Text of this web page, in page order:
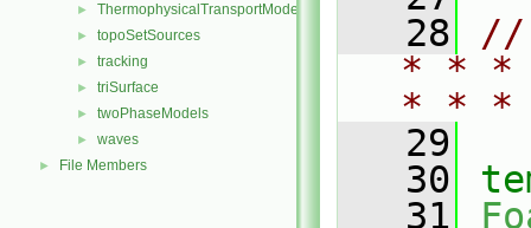
► ThermophysicalTransportModels
► topoSetSources
► tracking
► triSurface
► twoPhaseModels
► waves
► File Members
   28
//
* * *
* *
   29
   30
   31